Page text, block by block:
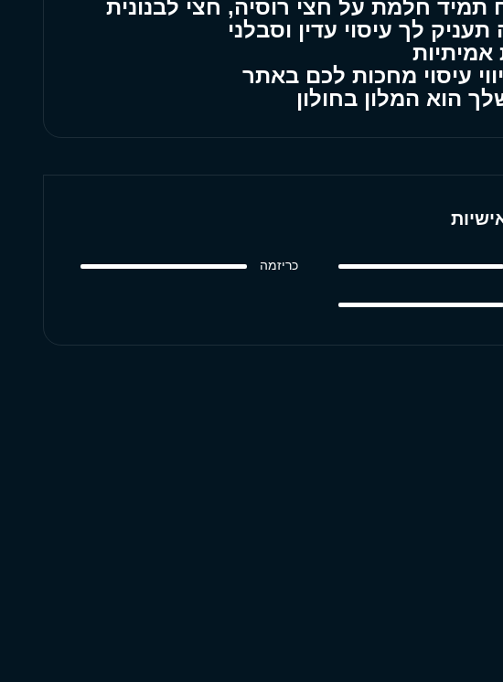
תמיד חלמת על חצי רוסיה, חצי לבנונית
לך עיסוי עדין וסבלני
אמיתיות
עיסוי מחכות לכם באתר
הוא המלון בחולון
כריזמה